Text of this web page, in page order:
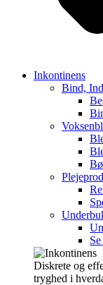
Inkontinens
Bind,
Diskrete og
tryghed i